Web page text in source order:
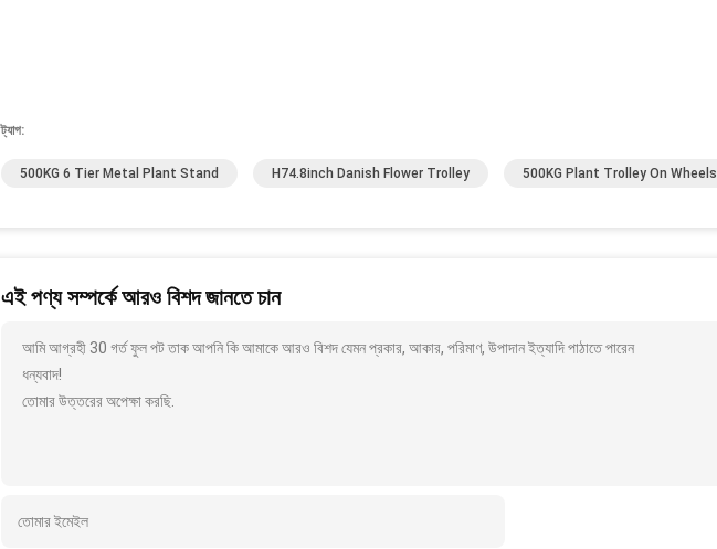
ট্যাগ:
500KG 6 Tier Metal Plant Stand H74.8inch Danish Flower Trolley 500KG Plant Trolley On Wheels
এই পণ্য সম্পর্কে আরও বিশদ জানতে চান
আমি আগ্রহী 30 গর্ত ফুল পট তাক আপনি কি আমাকে আরও বিশদ যেমন প্রকার, আকার, পরিমাণ, উপাদান ইত্যাদি পাঠাতে পারেন
ধন্যবাদ!
তোমার উত্তরের অপেক্ষা করছি.